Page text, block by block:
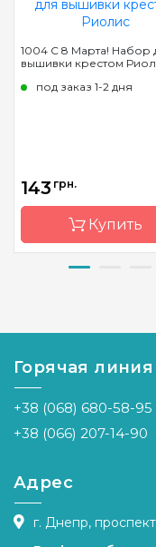
1004 С 8 Марта! Набор
вышивки крестом
под заказ 1-2 дня
143 грн.
Купить
Страна-
Размер
Канва
Горячая линия
+38 (068) 680-58-95
+38 (066) 207-14-90
Адрес
г. Днепр,